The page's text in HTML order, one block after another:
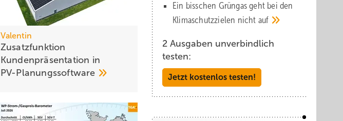
Valentin
Zusatzfunktion
Kundenpräsentation in
PV-Planungssoftware
Ein bisschen Grüngas geht bei den
Klima­schutz­zielen nicht auf
2 Ausgaben unverbindlich
testen:
Jetzt kostenlos testen!